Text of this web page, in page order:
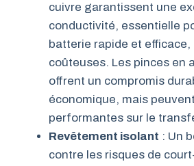
cuivre garantissent une
conductivité, essentielle
batterie rapide et efficace,
coûteuses. Les pinces en
offrent un compromis
économique, mais
performantes sur le
Revêtement isolant : Un
contre les risques de